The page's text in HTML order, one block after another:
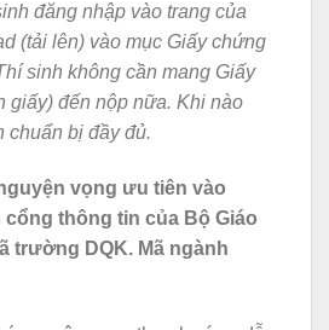
đăng nhập vào trang của
(tải lên) vàomục Giấy chứng
sinh không cần mang Giấy
giấy) đến nộp nữa. Khi nào
chuẩn bị đầy đủ.
vọng ưu tiên vào
thông tin của Bộ Giáo
trường DQK. Mã ngành